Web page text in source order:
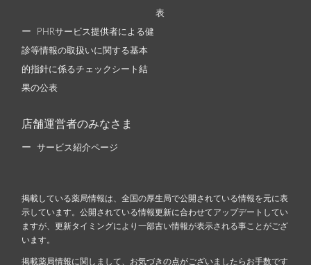
表
PHRサービス提供者による健
診等情報の取扱いに関する基本
的指針に係るチェックシート結
果の公表
店舗運営者のみなさま
サービス紹介ページ
掲載している薬局情報は、全国の厚生局で公開されている情報を元に表
示しています。公開されている情報更新に合わせてアップデートしてい
ますが、更新タイミングにより一部古い情報が表示される事ことがござ
います。
掲載薬局情報に関しまして、お気づきの点がございましたらお手数です